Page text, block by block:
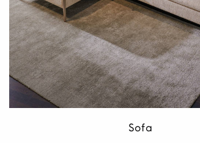
Sofa